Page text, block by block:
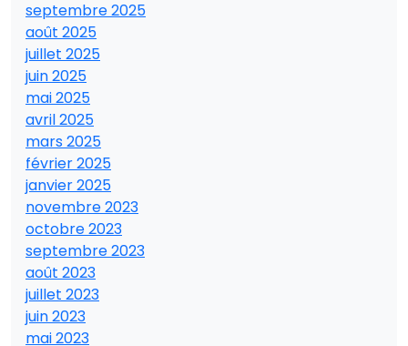
septembre 2025
août 2025
juillet 2025
juin 2025
mai 2025
avril 2025
mars 2025
février 2025
janvier 2025
novembre 2023
octobre 2023
septembre 2023
août 2023
juillet 2023
juin 2023
mai 2023